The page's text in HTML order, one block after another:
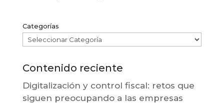
Categorías
Contenido reciente
Digitalización y control fiscal: retos que
siguen preocupando a las empresas